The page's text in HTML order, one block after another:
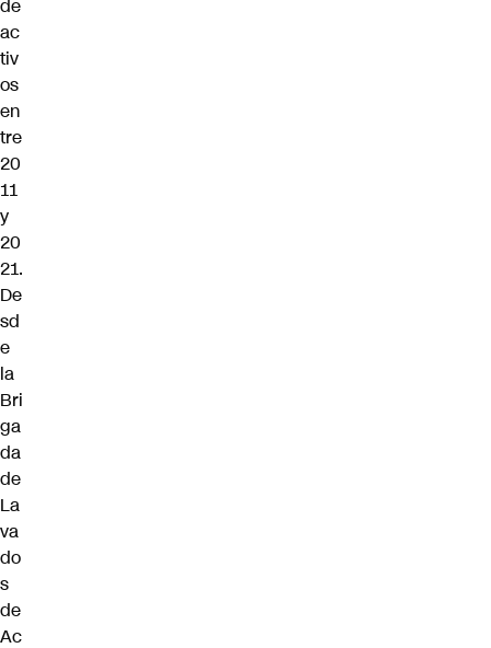
de
ac
tiv
os
en
tre
20
11
y
20
21.
De
sd
e
la
Bri
ga
da
de
La
va
do
s
de
Ac